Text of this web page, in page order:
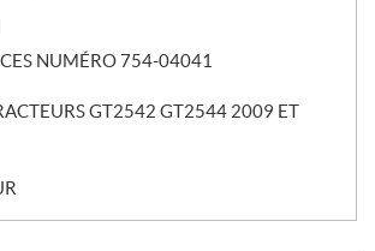
NUMÉRO 754-04041
GT2542 GT2544 2009 ET